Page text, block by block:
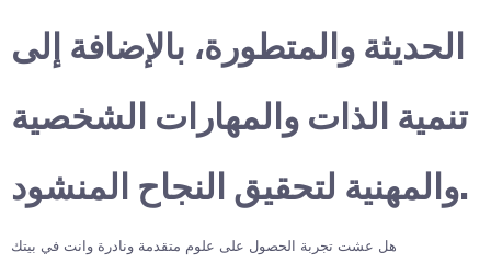
الحديثة والمتطورة، بالإضافة إلى
تنمية الذات والمهارات الشخصية
والمهنية لتحقيق النجاح المنشود.
هل عشت تجربة الحصول على علوم متقدمة ونادرة وانت في بيتك